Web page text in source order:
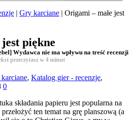
| Gry karciane | Origami – małe jest
piękne
Wydawca nie ma wpływu na treść recenzji
przeczytasz w 4 minut
, Katalog gier - recenzje,
0
składania papieru jest popularna na
ten temat na grę planszową (a